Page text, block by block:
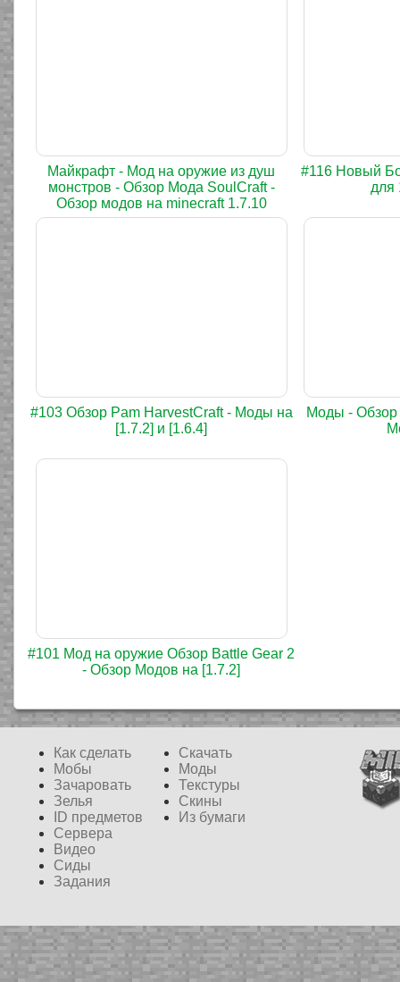
Майкрафт - Мод на оружие из душ
монстров - Обзор Мода SoulCraft -
Обзор модов на minecraft 1.7.10
#116 Новый
для
#103 Обзор Pam HarvestCraft - Моды на
[1.7.2] и [1.6.4]
Моды - Обзор
#101 Мод на оружие Обзор Battle Gear 2
- Обзор Модов на [1.7.2]
Как сделать
Мобы
Зачаровать
Зелья
ID предметов
Сервера
Видео
Сиды
Задания
Скачать
Моды
Текстуры
Скины
Из бумаги